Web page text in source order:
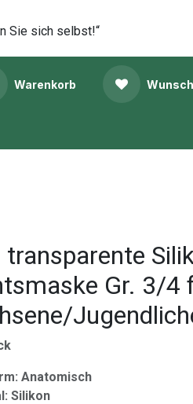
Sie sich selbst!“
Warenkorb
Gr. 3/4
Anatomisch
Silikon